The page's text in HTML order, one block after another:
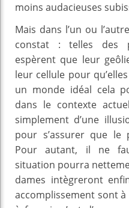
moins audacieuses
Mais dans l’un ou
constat : telles des
espèrent que leur
leur cellule pour
un monde idéal cela
dans le contexte
simplement d’une
pour s’assurer que le
Pour autant, il ne
situation pourra
dames intègreront
accomplissement sont